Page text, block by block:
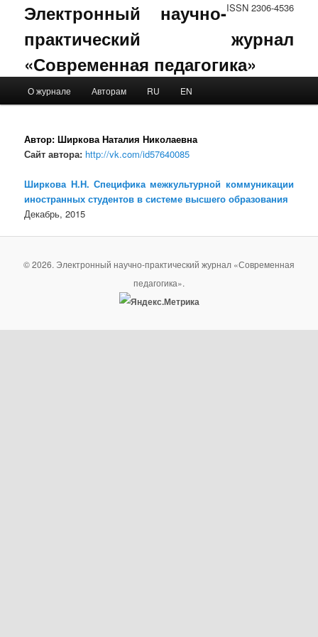
ISSN 2306-4536
Электронный научно-
практический журнал
«Современная педагогика»
Skip to primary content
Skip to secondary content
О журнале Авторам RU EN
Автор: Ширкова Наталия Николаевна
Сайт автора: http://vk.com/id57640085
Ширкова Н.Н. Специфика межкультурной коммуникации
иностранных студентов в системе высшего образования
Декабрь, 2015
© 2026. Электронный научно-практический журнал «Современная
педагогика».